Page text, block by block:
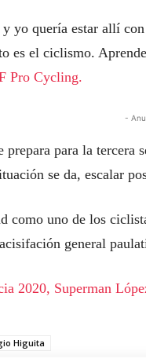
yo quería estar allí
es el ciclismo.
Pro Cycling.
-
para la tercera
se da, escalar
como uno de los
general
2020, Superman
Higuita